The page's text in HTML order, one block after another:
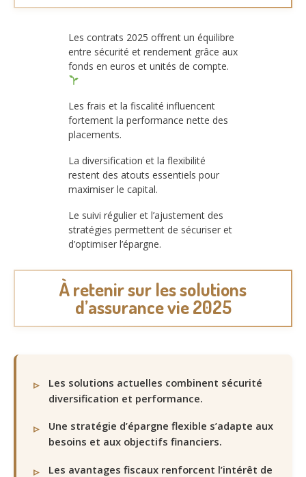
Les contrats 2025 offrent un équilibre
entre sécurité et rendement grâce aux
fonds en euros et unités de compte.
Les frais et la fiscalité influencent
fortement la performance nette des
placements.
La diversification et la flexibilité
restent des atouts essentiels pour
maximiser le capital.
Le suivi régulier et l’ajustement des
stratégies permettent de sécuriser et
d’optimiser l’épargne.
À retenir sur les solutions
d’assurance vie 2025
Les solutions actuelles combinent sécurité
diversification et performance.
Une stratégie d’épargne flexible s’adapte aux
besoins et aux objectifs financiers.
Les avantages fiscaux renforcent l’intérêt de